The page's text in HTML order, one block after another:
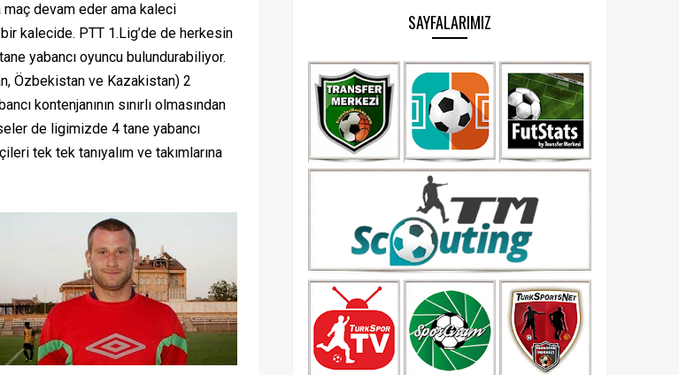
devam eder ama kaleci
kalecide. PTT 1.Lig’de de herkesin
yabancı oyuncu bulundurabiliyor.
Özbekistan ve Kazakistan) 2
kontenjanının sınırlı olmasından
de ligimizde 4 tane yabancı
tek tek tanıyalım ve takımlarına
SAYFALARIMIZ